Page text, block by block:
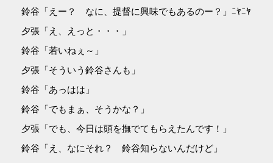
鈴谷「えー？ なに、提督に興味でもあるのー？」ﾆﾔﾆﾔ
夕張「え、えっと・・・」
鈴谷「若いねぇ～」
夕張「そういう鈴谷さんも」
鈴谷「あっはは」
鈴谷「でもまぁ、そうかな？」
夕張「でも、今日は頭を撫でてもらえたんです！」
鈴谷「え、なにそれ？ 鈴谷知らないんだけど」